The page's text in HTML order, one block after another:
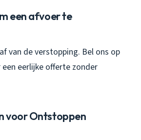
een afvoer te
van de verstopping. Bel ons op
eerlijke offerte zonder
voor Ontstoppen